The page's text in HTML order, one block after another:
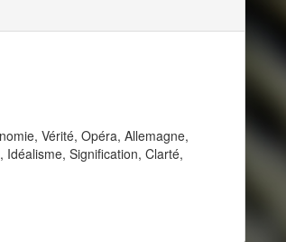
Vérité, Opéra, Allemagne,
Signification, Clarté,